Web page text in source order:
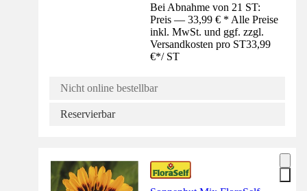
Bei Abnahme von 21 ST:
Preis — 33,99 € * Alle Preise
inkl. MwSt. und ggf. zzgl.
Versandkosten pro ST33,99
€*/ ST
Nicht online bestellbar
Reservierbar